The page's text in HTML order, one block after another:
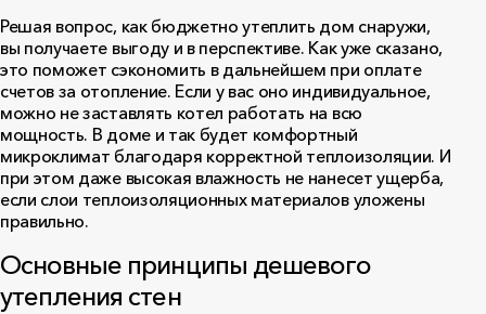
Решая вопрос, как бюджетно утеплить дом снаружи,
вы получаете выгоду и в перспективе. Как уже сказано,
это поможет сэкономить в дальнейшем при оплате
счетов за отопление. Если у вас оно индивидуальное,
можно не заставлять котел работать на всю
мощность. В доме и так будет комфортный
микроклимат благодаря корректной теплоизоляции. И
при этом даже высокая влажность не нанесет ущерба,
если слои теплоизоляционных материалов уложены
правильно.
Основные принципы дешевого
утепления стен